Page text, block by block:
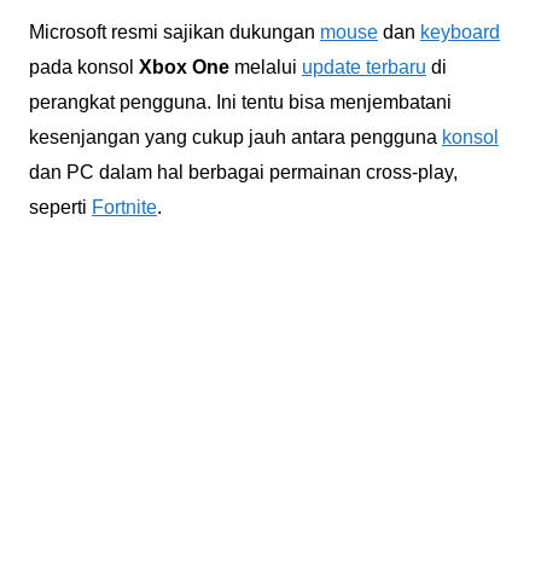
Microsoft resmi sajikan dukungan mousedan keyboard
pada konsol Xbox Onemelalui update terbaru di
perangkat pengguna. Ini tentu bisa menjembatani
kesenjangan yang cukup jauh antara pengguna konsol
dan PC dalam hal berbagai permainan cross-play,
seperti Fortnite.